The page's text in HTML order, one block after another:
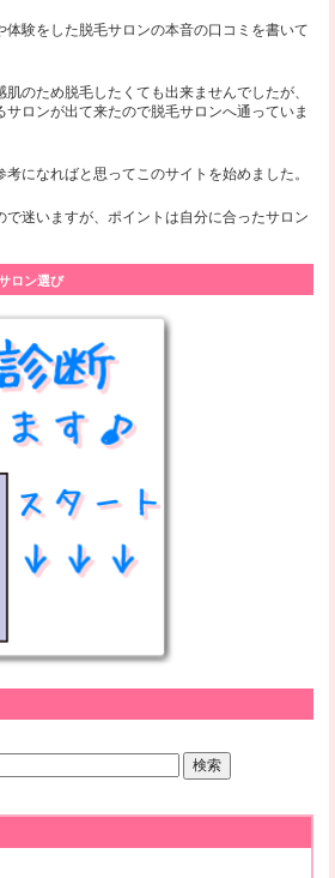
験をした脱毛サロンの本音の口コミを書いて
のため脱毛したくても出来ませんでしたが、
ロンが出て来たので脱毛サロンへ通っていま
になればと思ってこのサイトを始めました。
で迷いますが、ポイントは自分に合ったサロン
ロン選び